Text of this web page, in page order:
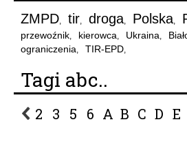
ZMPD, tir, droga, Polska,
przewoźnik, kierowca, Ukraina,
ograniczenia, TIR-EPD,
Tagi abc..
2 3 5 6 A B C D E